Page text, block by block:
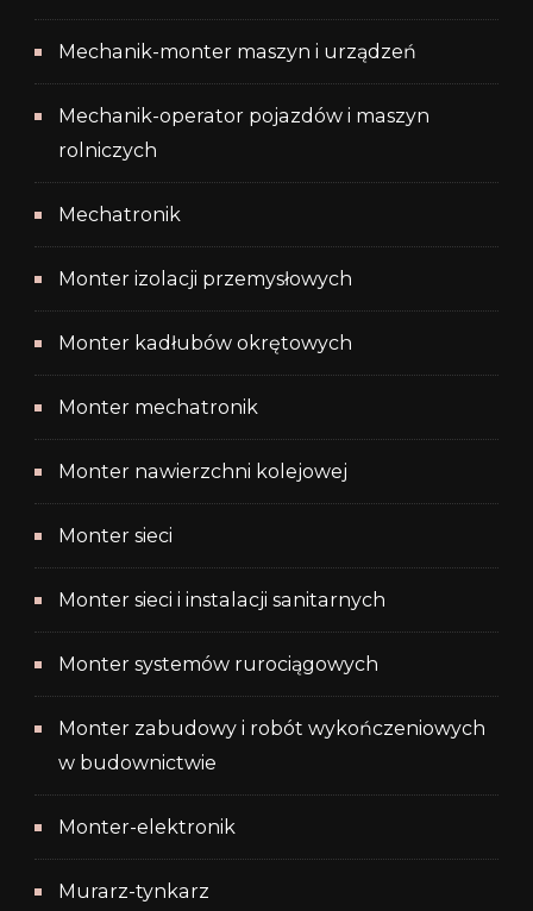
Mechanik-monter maszyn i urządzeń
Mechanik-operator pojazdów i maszyn
rolniczych
Mechatronik
Monter izolacji przemysłowych
Monter kadłubów okrętowych
Monter mechatronik
Monter nawierzchni kolejowej
Monter sieci
Monter sieci i instalacji sanitarnych
Monter systemów rurociągowych
Monter zabudowy i robót wykończeniowych
w budownictwie
Monter-elektronik
Murarz-tynkarz